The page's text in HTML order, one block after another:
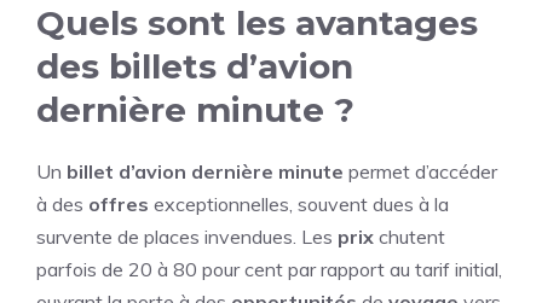
Quels sont les avantages
des billets d’avion
dernière minute ?
Un billet d’avion dernière minute permet d’accéder
à des offres exceptionnelles, souvent dues à la
survente de places invendues. Les prix chutent
parfois de 20 à 80 pour cent par rapport au tarif initial,